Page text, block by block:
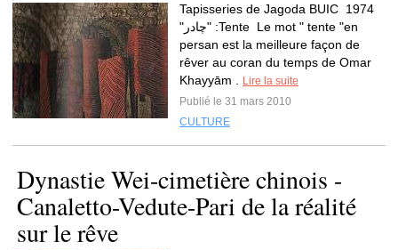
Tapisseries de Jagoda BUIC 1974
"چادر" :Tente Le mot " tente "en
persan est la meilleure façon de
rêver au coran du temps de Omar
Khayyām .
Lire la suite
Publié le 31 mars 2010
CULTURE
Dynastie Wei-cimetière chinois -
Canaletto-Vedute-Pari de la réalité
sur le rêve